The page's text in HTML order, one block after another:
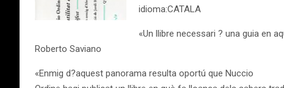
idioma:CATALA
«Un llibre necessari ? una guia en
Roberto Saviano
«Enmig d?aquest panorama resulta oportú que Nuccio